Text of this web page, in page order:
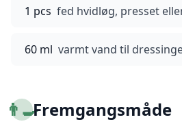
1 pcs fed hvidløg, presset
60 ml varmt vand til
👨‍🍳Fremgangsmåde